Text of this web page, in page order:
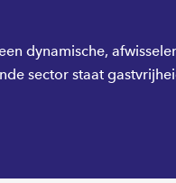
dynamische,
sector staat